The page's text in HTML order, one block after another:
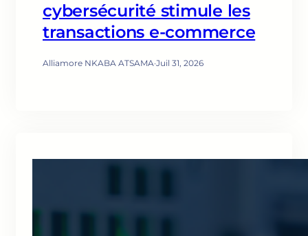
cybersécurité stimule les
transactions e-commerce
Alliamore NKABA ATSAMA·Juil 31, 2026